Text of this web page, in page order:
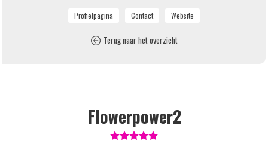
Terug naar het overzicht
Flowerpower2